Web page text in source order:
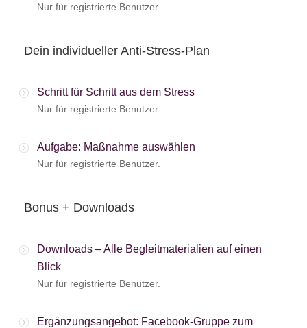
Nur für registrierte Benutzer.
Dein individueller Anti-Stress-Plan
Schritt für Schritt aus dem Stress
Nur für registrierte Benutzer.
Aufgabe: Maßnahme auswählen
Nur für registrierte Benutzer.
Bonus + Downloads
Downloads – Alle Begleitmaterialien auf einen
Blick
Nur für registrierte Benutzer.
Ergänzungsangebot: Facebook-Gruppe zum